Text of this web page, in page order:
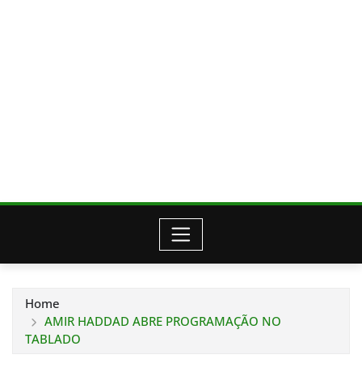
Home
AMIR HADDAD ABRE PROGRAMAÇÃO NO
TABLADO